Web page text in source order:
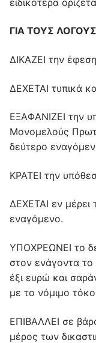
ΓΙΑ ΤΟΥΣ
ΔΙΚΑΖΕΙ την
ΔΕΧΕΤΑΙ τυπικά
ΕΞΑΦΑΝΙΖΕΙ την
Μονομελούς
δεύτερο
ΚΡΑΤΕΙ την
ΔΕΧΕΤΑΙ εν
εναγόμενο.
ΥΠΟΧΡΕΩΝΕΙ το
στον ενάγοντα
έξι ευρώ και
με το νόμιμο
ΕΠΙΒΑΛΛΕΙ σε
μέρος των